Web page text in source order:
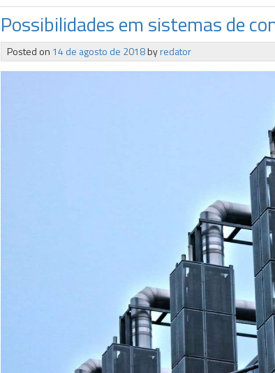
Possibilidades em sistemas de
Posted on 14 de agosto de 2018byredator